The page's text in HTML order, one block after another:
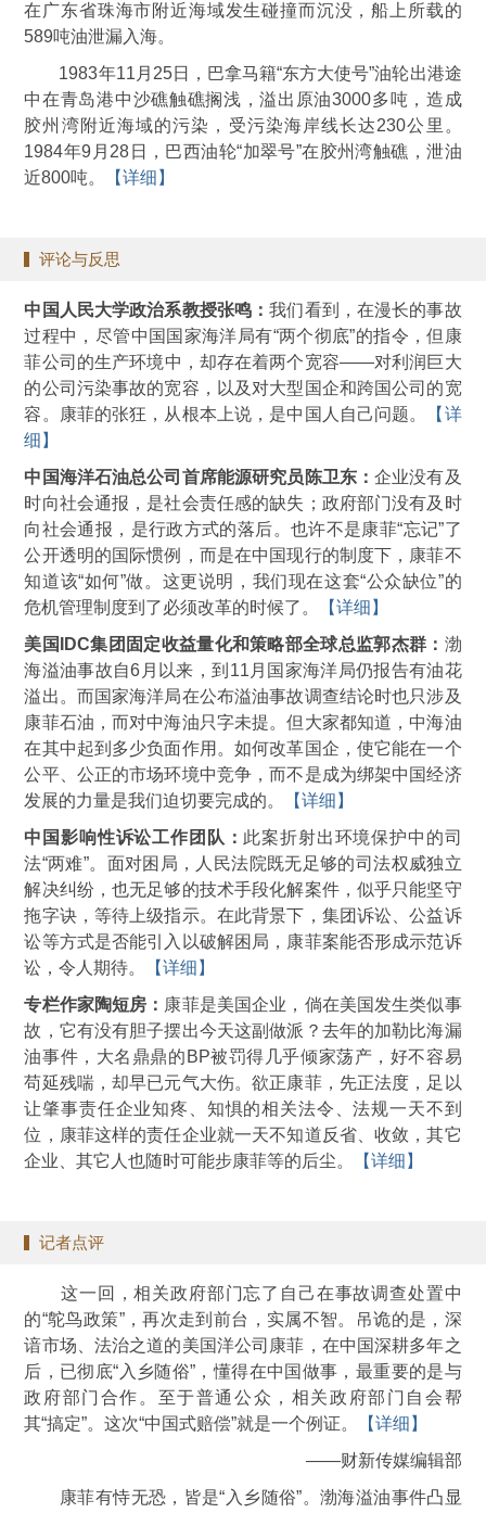
在广东省珠海市附近海域发生碰撞而沉没，船上所载的
589吨油泄漏入海。
1983年11月25日，巴拿马籍“东方大使号”油轮出港途
中在青岛港中沙礁触礁搁浅，溢出原油3000多吨，造成
胶州湾附近海域的污染，受污染海岸线长达230公里。
1984年9月28日，巴西油轮“加翠号”在胶州湾触礁，泄油
近800吨。
【详细】
评论与反思
中国人民大学政治系教授张鸣：我们看到，在漫长的事故
过程中，尽管中国国家海洋局有“两个彻底”的指令，但康
菲公司的生产环境中，却存在着两个宽容——对利润巨大
的公司污染事故的宽容，以及对大型国企和跨国公司的宽
容。康菲的张狂，从根本上说，是中国人自己问题。
【详
细】
中国海洋石油总公司首席能源研究员陈卫东：企业没有及
时向社会通报，是社会责任感的缺失；政府部门没有及时
向社会通报，是行政方式的落后。也许不是康菲“忘记”了
公开透明的国际惯例，而是在中国现行的制度下，康菲不
知道该“如何”做。这更说明，我们现在这套“公众缺位”的
危机管理制度到了必须改革的时候了。
【详细】
美国IDC集团固定收益量化和策略部全球总监郭杰群： 渤
海溢油事故自6月以来，到11月国家海洋局仍报告有油花
溢出。而国家海洋局在公布溢油事故调查结论时也只涉及
康菲石油，而对中海油只字未提。但大家都知道，中海油
在其中起到多少负面作用。如何改革国企，使它能在一个
公平、公正的市场环境中竞争，而不是成为绑架中国经济
发展的力量是我们迫切要完成的。
【详细】
中国影响性诉讼工作团队： 此案折射出环境保护中的司
法“两难”。面对困局，人民法院既无足够的司法权威独立
解决纠纷，也无足够的技术手段化解案件，似乎只能坚守
拖字诀，等待上级指示。在此背景下，集团诉讼、公益诉
讼等方式是否能引入以破解困局，康菲案能否形成示范诉
讼，令人期待。
【详细】
专栏作家陶短房： 康菲是美国企业，倘在美国发生类似事
故，它有没有胆子摆出今天这副做派？去年的加勒比海漏
油事件，大名鼎鼎的BP被罚得几乎倾家荡产，好不容易
苟延残喘，却早已元气大伤。欲正康菲，先正法度，足以
让肇事责任企业知疼、知惧的相关法令、法规一天不到
位，康菲这样的责任企业就一天不知道反省、收敛，其它
企业、其它人也随时可能步康菲等的后尘。
【详细】
记者点评
这一回，相关政府部门忘了自己在事故调查处置中
的“鸵鸟政策”，再次走到前台，实属不智。吊诡的是，深
谙市场、法治之道的美国洋公司康菲，在中国深耕多年之
后，已彻底“入乡随俗”，懂得在中国做事，最重要的是与
政府部门合作。至于普通公众，相关政府部门自会帮
其“搞定”。这次“中国式赔偿”就是一个例证。
【详细】
——财新传媒编辑部
康菲有恃无恐，皆是“入乡随俗”。渤海溢油事件凸显